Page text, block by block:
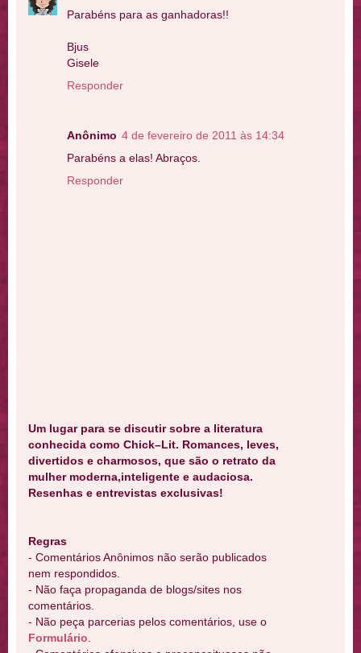
Parabéns para as ganhadoras!!
Bjus
Gisele
Responder
Anônimo 4 de fevereiro de 2011 às 14:34
Parabéns a elas! Abraços.
Responder
Um lugar para se discutir sobre a literatura
conhecida como Chick–Lit. Romances, leves,
divertidos e charmosos, que são o retrato da
mulher moderna,inteligente e audaciosa.
Resenhas e entrevistas exclusivas!
Regras
- Comentários Anônimos não serão publicados
nem respondidos.
- Não faça propaganda de blogs/sites nos
comentários.
- Não peça parcerias pelos comentários, use o
Formulário